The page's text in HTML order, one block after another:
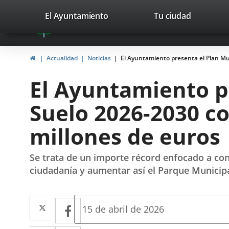
Portal
Web
del
Valladolid
avaTop
valladolid.es
El Ayuntamiento Tu ciudad
HomeActualidad Noticias El Ayuntamiento presenta el Plan
El Ayuntamiento
Suelo 2026-2030
millones de euros
Se trata de un importe récord enfocado a
ciudadanía y aumentar así el Parque
Twitter
Enlace
a
Facebook
Enlace
a
Fecha
15 de abril de 2026